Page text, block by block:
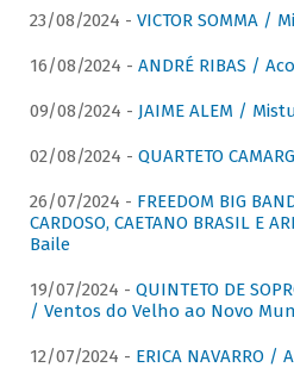
23/08/2024 - VICTOR SOMMA /
16/08/2024 - ANDRÉ RIBAS /
09/08/2024 - JAIME ALEM /
02/08/2024 - QUARTETO
26/07/2024 - FREEDOM BIG
CARDOSO, CAETANO BRASIL E
Baile
19/07/2024 - QUINTETO DE
/ Ventos do Velho ao Novo
12/07/2024 - ERICA NAVARRO /